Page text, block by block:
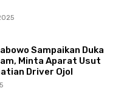
Sampaikan Duka
Minta Aparat Usut
Driver Ojol